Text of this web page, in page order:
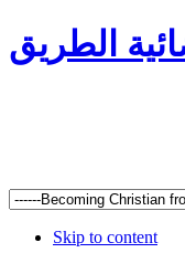
الطريق
Skip to content